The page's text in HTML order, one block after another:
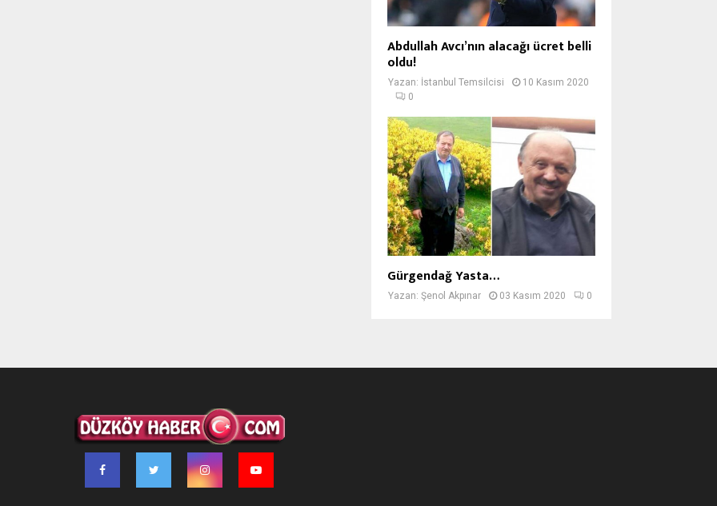
Abdullah Avcı’nın alacağı ücret belli
oldu!
Yazan: İstanbul Temsilcisi
10 Kasım 2020
0
Gürgendağ Yasta…
Yazan: Şenol Akpınar 03 Kasım 2020 0